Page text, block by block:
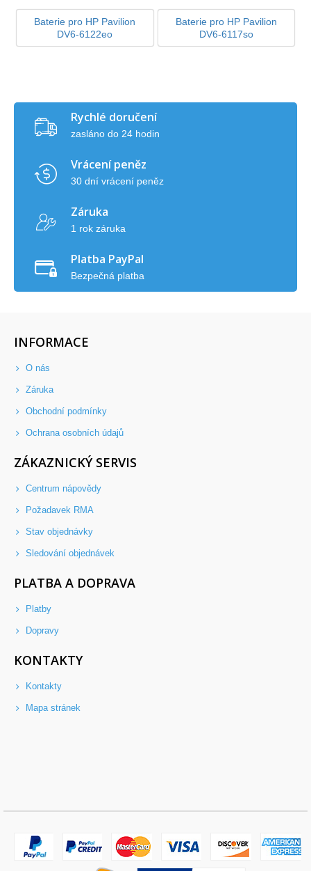
Baterie pro HP Pavilion
DV6-6122eo
Baterie pro HP Pavilion
DV6-6117so
Rychlé doručení
zasláno do 24 hodin
Vrácení peněz
30 dní vrácení peněz
Záruka
1 rok záruka
Platba PayPal
Bezpečná platba
INFORMACE
O nás
Záruka
Obchodní podmínky
Ochrana osobních údajů
ZÁKAZNICKÝ SERVIS
Centrum nápovědy
Požadavek RMA
Stav objednávky
Sledování objednávek
PLATBA A DOPRAVA
Platby
Dopravy
KONTAKTY
Kontakty
Mapa stránek